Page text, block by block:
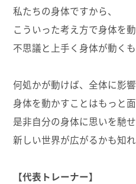
私たちの身体ですから、
こういった考え方で身体を
不思議と上手く身体が動くも
何処かが動けば、全体に影
身体を動かすことはもっと面
是非自分の身体に思いを馳
新しい世界が広がるかも知れ
【代表トレーナー】